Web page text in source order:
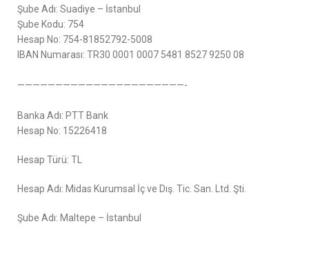
Şube Adı: Suadiye – İstanbul
Şube Kodu: 754
Hesap No: 754-81852792-5008
IBAN Numarası: TR30 0001 0007 5481 8527 9250 08
——————————————————————-
Banka Adı: PTT Bank
Hesap No: 15226418
Hesap Türü: TL
Hesap Adı: Midas Kurumsal İç ve Dış. Tic. San. Ltd. Şti.
Şube Adı: Maltepe – İstanbul